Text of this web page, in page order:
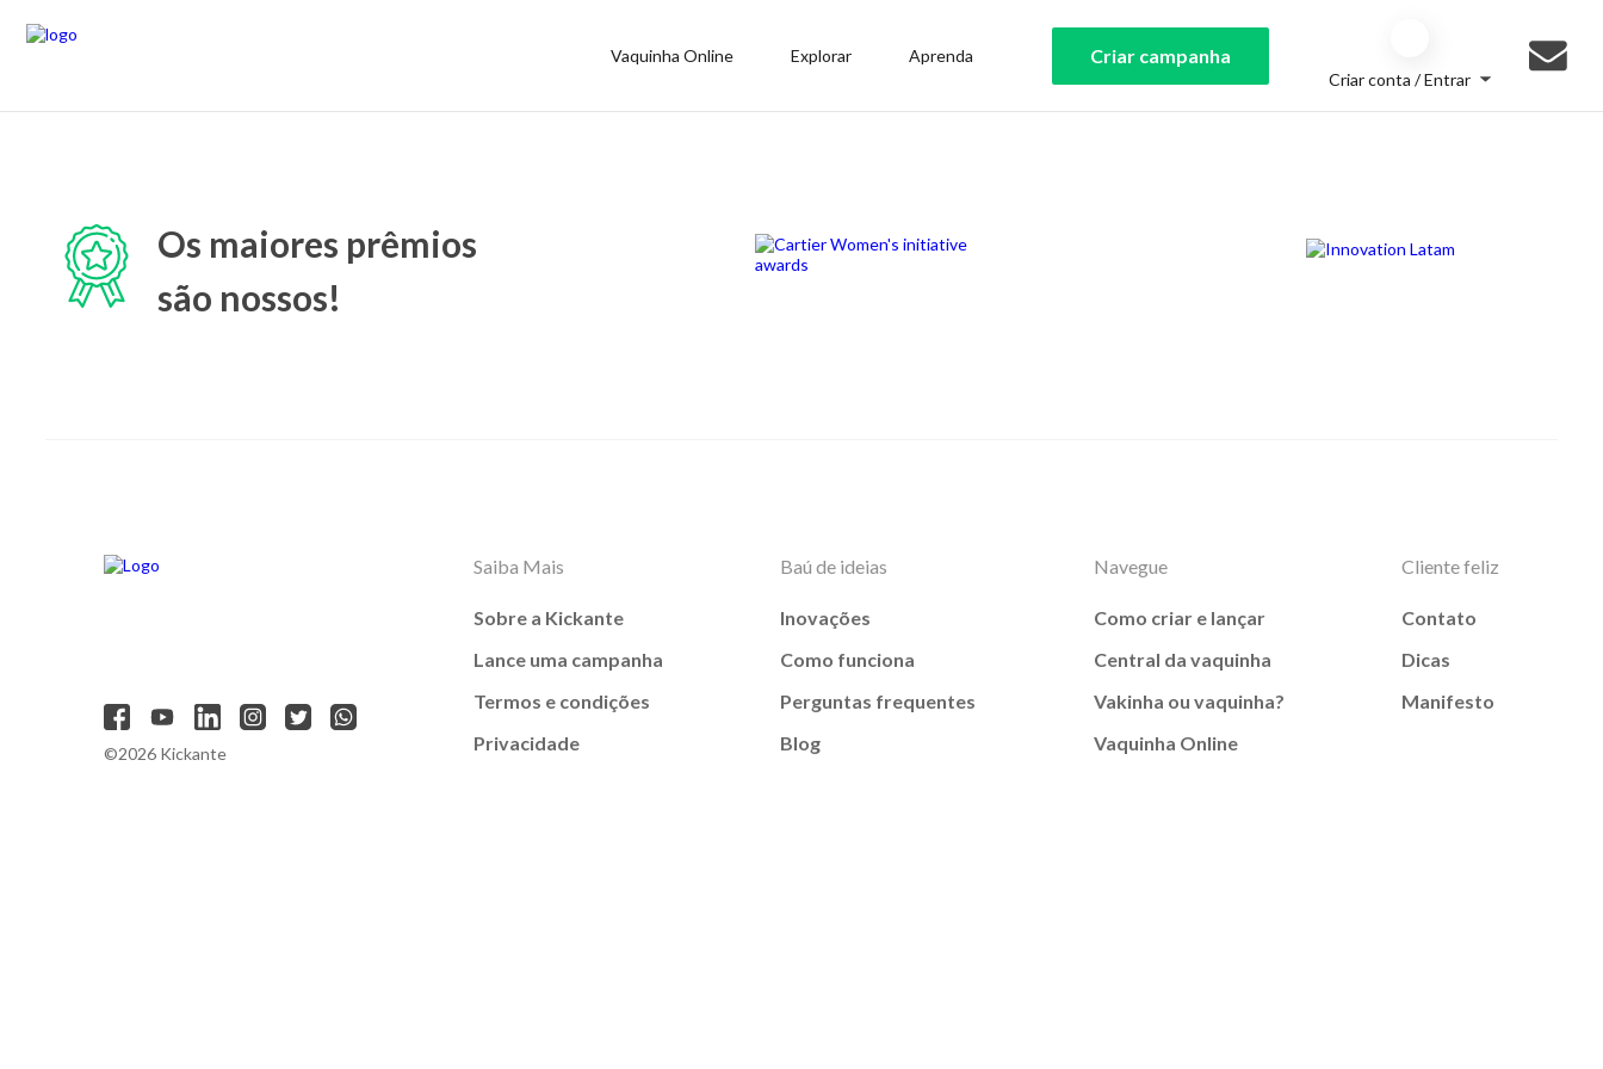
Vaquinha Online Explorar Aprenda Criar campanha
Criar conta / Entrar
Os maiores prêmios
são nossos!
©2026 Kickante
Saiba Mais
Sobre a Kickante
Lance uma campanha
Termos e condições
Privacidade
Baú de ideias
Inovações
Como funciona
Perguntas frequentes
Blog
Navegue
Como criar e lançar
Central da vaquinha
Vakinha ou vaquinha?
Vaquinha Online
Cliente feliz
Contato
Dicas
Manifesto